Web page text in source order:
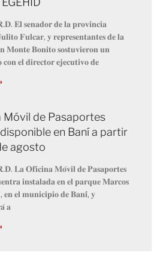
𝐄𝐥 𝐬𝐞𝐧𝐚𝐝𝐨𝐫 𝐝𝐞 𝐥𝐚 𝐩𝐫𝐨𝐯𝐢𝐧𝐜𝐢𝐚
𝐅𝐮𝐥𝐜𝐚𝐫, 𝐲 𝐫𝐞𝐩𝐫𝐞𝐬𝐞𝐧𝐭𝐚𝐧𝐭𝐞𝐬 𝐝𝐞 𝐥𝐚
𝐌𝐨𝐧𝐭𝐞 𝐁𝐨𝐧𝐢𝐭𝐨 𝐬𝐨𝐬𝐭𝐮𝐯𝐢𝐞𝐫𝐨𝐧 𝐮𝐧
𝐞𝐥 𝐝𝐢𝐫𝐞𝐜𝐭𝐨𝐫 𝐞𝐣𝐞𝐜𝐮𝐭𝐢𝐯𝐨 𝐝𝐞
Móvil de Pasaportes
en Baní a partir
agosto
𝐋𝐚 𝐎𝐟𝐢𝐜𝐢𝐧𝐚 𝐌𝐨́𝐯𝐢𝐥 𝐝𝐞 𝐏𝐚𝐬𝐚𝐩𝐨𝐫𝐭𝐞𝐬
𝐢𝐧𝐬𝐭𝐚𝐥𝐚𝐝𝐚 𝐞𝐧 𝐞𝐥 𝐩𝐚𝐫𝐪𝐮𝐞 𝐌𝐚𝐫𝐜𝐨𝐬
𝐞𝐧 𝐞𝐥 𝐦𝐮𝐧𝐢𝐜𝐢𝐩𝐢𝐨 𝐝𝐞 𝐁𝐚𝐧𝐢́, 𝐲
𝐚